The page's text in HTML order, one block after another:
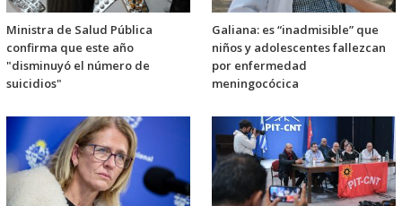
Ministra de Salud Pública
confirma que este año
"disminuyó el número de
suicidios"
Galiana: es “inadmisible” que
niños y adolescentes fallezcan
por enfermedad
meningocócica